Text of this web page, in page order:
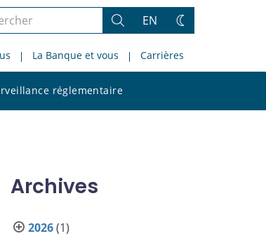
Rechercher
EN
Changez
thème
La Banque et vous Carrières
réglementaire
le
Archives
2026(1)